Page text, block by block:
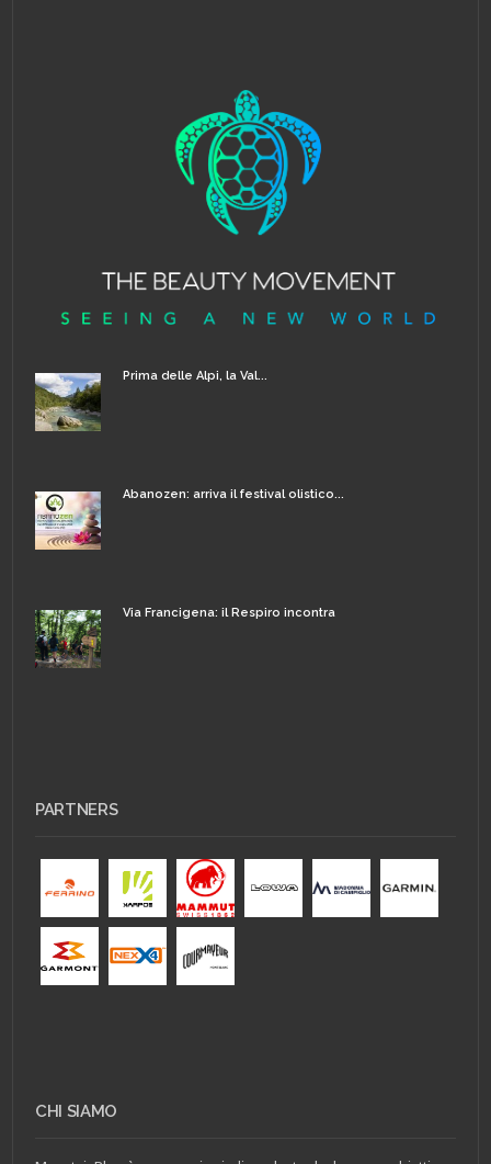
Prima delle Alpi, la Val...
Abanozen: arriva il festival olistico...
Via Francigena: il Respiro incontra
PARTNERS
CHI SIAMO